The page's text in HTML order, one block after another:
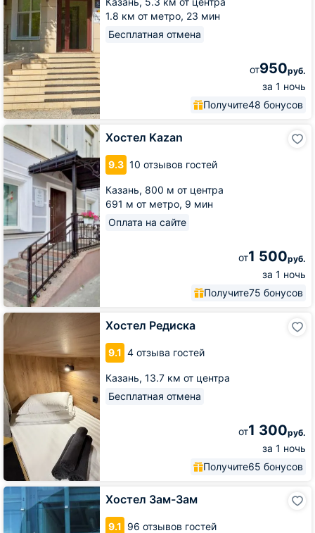
1.8 км от метро, 23 мин
Бесплатная отмена
от950руб.
за 1 ночь
Получите48 бонусов
Хостел Kazan
9.3 10 отзывов гостей
Казань, 800 м от центра
691 м от метро, 9 мин
Оплата на сайте
от1 500руб.
за 1 ночь
Получите75 бонусов
Хостел
Kazan
Хостел Редиска
9.1 4 отзыва гостей
Казань, 13.7 км от центра
Бесплатная отмена
от1 300руб.
за 1 ночь
Получите65 бонусов
Хостел
Хостел Зам-Зам
9.1 96 отзывов гостей
Хостел
Зам-